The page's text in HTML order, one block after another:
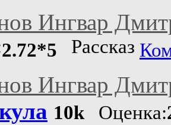
Ингвар
2.72*5 Рассказ
Ингвар
10kОценка: